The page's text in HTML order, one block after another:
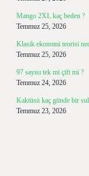
Mango 2XL kaç beden ?
Temmuz 25, 2026
Klasik ekonomi teorisi
Temmuz 25, 2026
97 sayısı tek mi çift mi ?
Temmuz 24, 2026
Kaktüsü kaç günde bir
Temmuz 23, 2026